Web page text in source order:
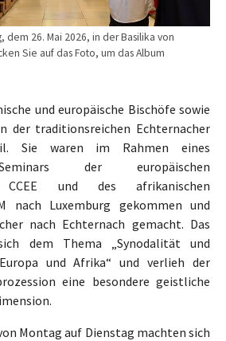
dem 26. Mai 2026, in der Basilika von
Sie auf das Foto, um das Album
und europäische Bischöfe sowie
der traditionsreichen Echternacher
Sie waren im Rahmen eines
der europäischen
CCEE und des afrikanischen
nach Luxemburg gekommen und
nach Echternach gemacht. Das
dem Thema „Synodalität und
und Afrika“ und verlieh der
eine besondere geistliche
Montag auf Dienstag machten sich